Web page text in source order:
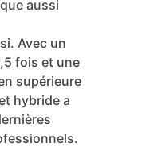
Elle a
Valencien
les
qui
Senia mais
aussi